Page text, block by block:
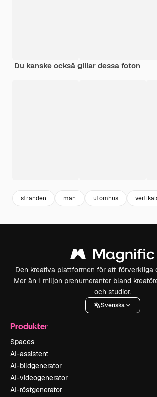
Du kanske också gillar dessa foton
stranden män utomhus
Den kreativa plattformen för att förverkliga
Mer än 1 miljon prenumeranter bland
och studior.
Svenska
Produkter
Spaces
AI-assistent
AI-bildgenerator
AI-videogenerator
AI-röstgenerator